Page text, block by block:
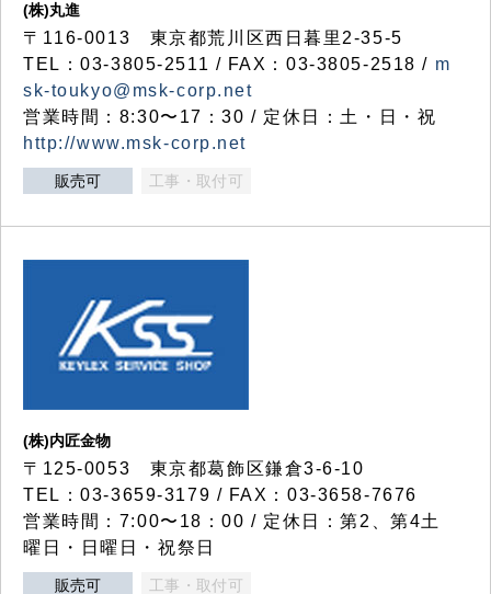
(株)丸進
〒116-0013 東京都荒川区西日暮里2-35-5
TEL：03-3805-2511 / FAX：03-3805-2518 / m
sk-toukyo@msk-corp.net
営業時間：8:30〜17：30 / 定休日：土・日・祝
http://www.msk-corp.net
販売可 工事・取付可
(株)内匠金物
〒125-0053 東京都葛飾区鎌倉3-6-10
TEL：03-3659-3179 / FAX：03-3658-7676
営業時間：7:00〜18：00 / 定休日：第2、第4土
曜日・日曜日・祝祭日
販売可 工事・取付可